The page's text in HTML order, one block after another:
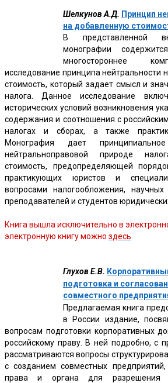
Шелкунов А.Д. Принцип
на добавленную
В представленной
монографии
многостороннее
исследование принципа нейтральности
стоимость, который задает смысл и
налога. Данное исследование
исторических условий возникновения
содержания и соотношения с
налогах и сборах, а также
Монография дает
нейтральноправовой природе
стоимость, предопределяющей
практикующих юристов и
вопросами налогообложения,
преподавателей и студентов
Книга вышла исключительно в
электронную книгу можно здесь
Глухов Е.В.
подготовка и
совместного
Предлагаемая книга
в России издание,
вопросам подготовки корпоративных
российскому праву. В ней подробно, с
рассматриваются вопросы
с созданием совместных
права и органа для